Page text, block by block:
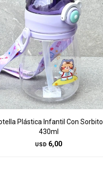
Plástica Infantil Con Sorbito
430ml
USD 6,00